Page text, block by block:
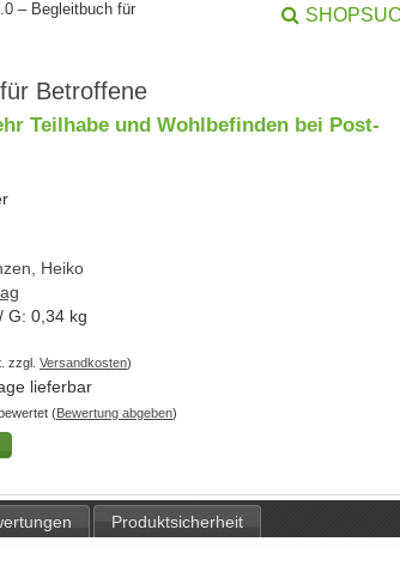
– Begleitbuch für
Betroffene
Teilhabe und Wohlbefinden bei Post-
Heiko
G: 0,34 kg
zzgl. Versandkosten)
lieferbar
(Bewertung abgeben)
Produktsicherheit